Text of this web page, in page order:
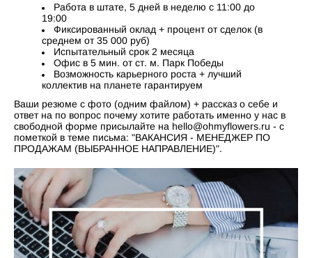
Работа в штате, 5 дней в неделю с 11:00 до
19:00
Фиксированный оклад + процент от сделок (в
среднем от 35 000 руб)
Испытательный срок 2 месяца
Офис в 5 мин. от ст. м. Парк Победы
Возможность карьерного роста + лучший
коллектив на планете гарантируем
Ваши резюме с фото (одним файлом) + рассказ о себе и
ответ на по вопрос почему хотите работать именно у нас в
свободной форме присылайте на hello@ohmyflowers.ru - с
пометкой в теме письма: "ВАКАНСИЯ - МЕНЕДЖЕР ПО
ПРОДАЖАМ (ВЫБРАННОЕ НАПРАВЛЕНИЕ)".